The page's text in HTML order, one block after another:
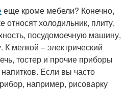
еще кроме мебели? Конечно,
относят холодильник, плиту,
посудомоечную машину,
К мелкой – электрический
тостер и прочие приборы
Если вы часто
например, рисоварку